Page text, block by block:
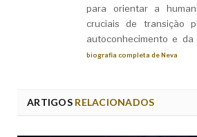
para orientar a
cruciais de transição
autoconhecimento e
biografia completa de Neva
ARTIGOSRELACIONADOS